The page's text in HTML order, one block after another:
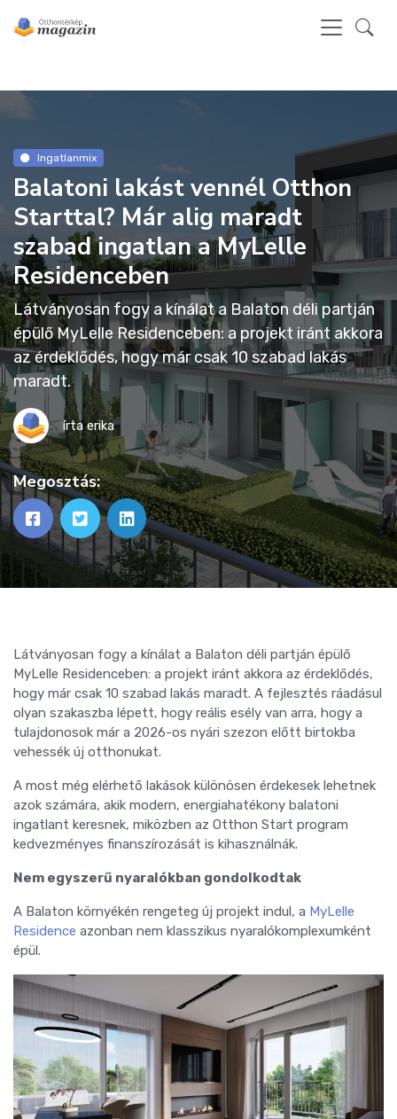
Ingatlanmix
Balatoni lakást vennél Otthon
Starttal? Már alig maradt
szabad ingatlan a MyLelle
Residenceben
Látványosan fogy a kínálat a Balaton déli partján
épülő MyLelle Residenceben: a projekt iránt akkora
az érdeklődés, hogy már csak 10 szabad lakás
maradt.
írtaerika 2026-05-18
Megosztás:
Látványosan fogy a kínálat a Balaton déli partján épülő
MyLelle Residenceben: a projekt iránt akkora az érdeklődés,
hogy már csak 10 szabad lakás maradt. A fejlesztés ráadásul
olyan szakaszba lépett, hogy reális esély van arra, hogy a
tulajdonosok már a 2026-os nyári szezon előtt birtokba
vehessék új otthonukat.
A most még elérhető lakások különösen érdekesek lehetnek
azok számára, akik modern, energiahatékony balatoni
ingatlant keresnek, miközben az Otthon Start program
kedvezményes finanszírozását is kihasználnák.
Nem egyszerű nyaralókban gondolkodtak
A Balaton környékén rengeteg új projekt indul, a MyLelle
Residence azonban nem klasszikus nyaralókomplexumként
épül.